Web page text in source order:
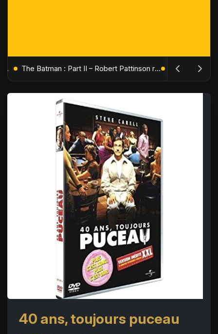
L'Âge de Glace : Le Réveil du Volcan – Manny, Sid et Diego de retour pour une aventure explosive The Batman : Part II – Robert Pattinson replonge dans les ténèbres de Gotham dès octobre 2027
40 ans, toujours puceau